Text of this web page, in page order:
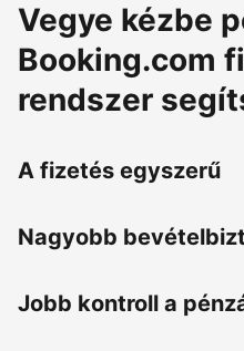
Vegye kézbe
Booking.com
rendszer
A fizetés egyszerű
Nagyobb
Jobb kontroll a